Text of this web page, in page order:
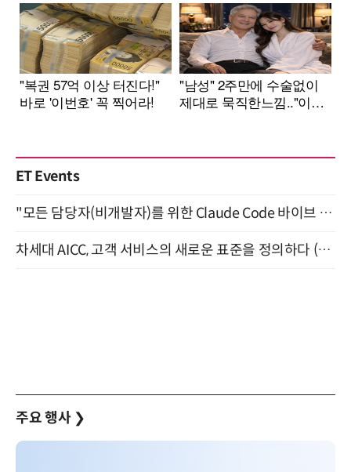
ET Events
"모든 담당자(비개발자)를 위한 Claude Code 바이브 코딩 2-day 부트캠프" 9월 16~17일 개최
차세대 AICC, 고객 서비스의 새로운 표준을 정의하다 (9/9)
주요 행사 ❯